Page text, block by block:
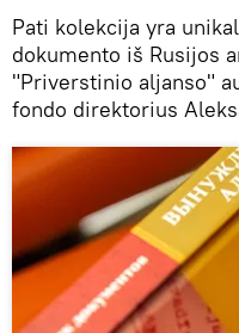
Pati kolekcija yra
dokumento iš Rusijos
"Priverstinio aljanso"
fondo direktorius